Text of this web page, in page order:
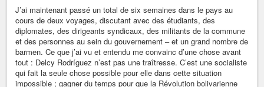
J’ai maintenant passé un total de six semaines dans le pays au
cours de deux voyages, discutant avec des étudiants, des
diplomates, des dirigeants syndicaux, des militants de la commune
et des personnes au sein du gouvernement – et un grand nombre de
barmen. Ce que j’ai vu et entendu me convainc d’une chose avant
tout : Delcy Rodríguez n’est pas une traîtresse. C’est une socialiste
qui fait la seule chose possible pour elle dans cette situation
impossible ; gagner du temps pour que la Révolution bolivarienne